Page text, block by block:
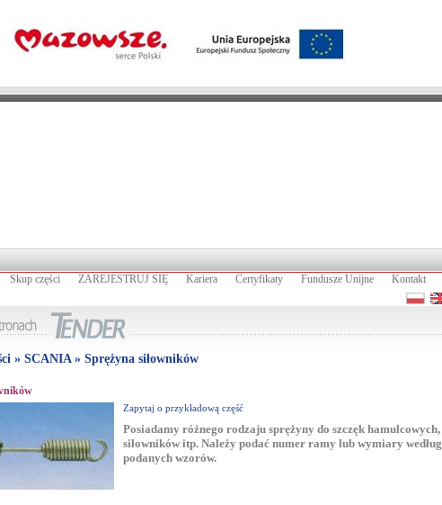
Skup części ZAREJESTRUJ SIĘ Kariera Certyfikaty Fundusze Unijne Kontakt
» SCANIA » Sprężyna siłowników
Zapytaj o przykładową część
Posiadamy różnego rodzaju sprężyny do szczęk hamulcowych,
siłowników itp. Należy podać numer ramy lub wymiary według
podanych wzorów.